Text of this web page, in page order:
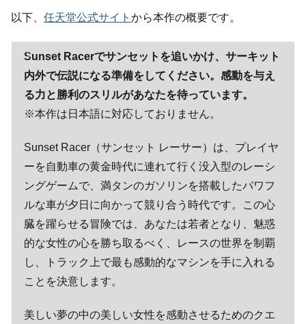
以下、 任天堂公式サイト から本作の概要です。
Sunset Racerでサンセットを追いかけ、サーキット
内外で伝説になる準備をしてください。感動を与え
る力と勝利のスリルがあなたを待っています。
※本作は日本語に対応しておりません。
Sunset Racer（サンセット レーサー）は、プレイヤ
ーを自動車の黄金時代に連れて行く没入型のレーシ
ングゲームで、満タンのガソリンを搭載したパワフ
ルな車が夕日に向かって競り合う時代です。この心
臓を躍らせる冒険では、あなたは若者となり、魅惑
的な女性の心を勝ち取るべく、レースの世界を制覇
し、トラック上で最も感動的なマシンを手に入れる
ことを決意します。
美しい夢の中の美しい女性を感動させるためのクエ